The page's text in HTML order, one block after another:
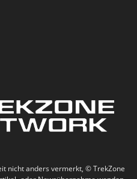
nicht anders vermerkt, © TrekZone